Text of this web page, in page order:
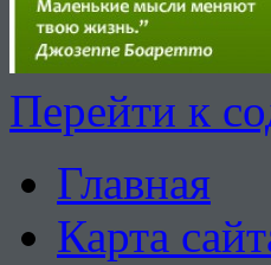
Перейти к
Главная
Карта